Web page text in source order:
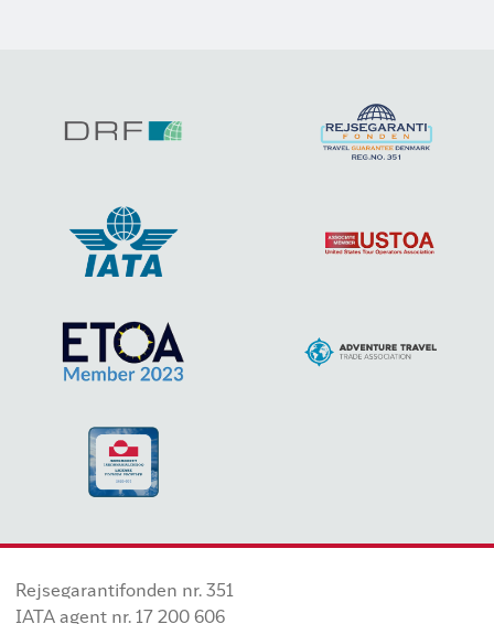
Rejsegarantifonden nr. 351
IATA agent nr. 17 200 606